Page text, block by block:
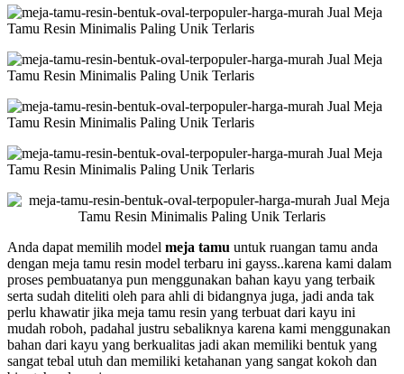
Anda dapat memilih model meja tamu untuk ruangan tamu anda
dengan meja tamu resin model terbaru ini gayss..karena kami dalam
proses pembuatanya pun menggunakan bahan kayu yang terbaik
serta sudah diteliti oleh para ahli di bidangnya juga, jadi anda tak
perlu khawatir jika meja tamu resin yang terbuat dari kayu ini
mudah roboh, padahal justru sebaliknya karena kami menggunakan
bahan dari kayu yang berkualitas jadi akan memiliki bentuk yang
sangat tebal utuh dan memiliki ketahanan yang sangat kokoh dan